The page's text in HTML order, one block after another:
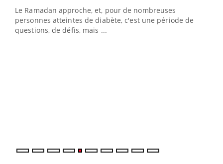
Le Ramadan approche, et, pour de nombreuses
personnes atteintes de diabète, c'est une période de
questions, de défis, mais ...
Un établissement lié à un groupe mutualiste innove en
matière de bilan de santé : l'utilisation d'un « jumeau